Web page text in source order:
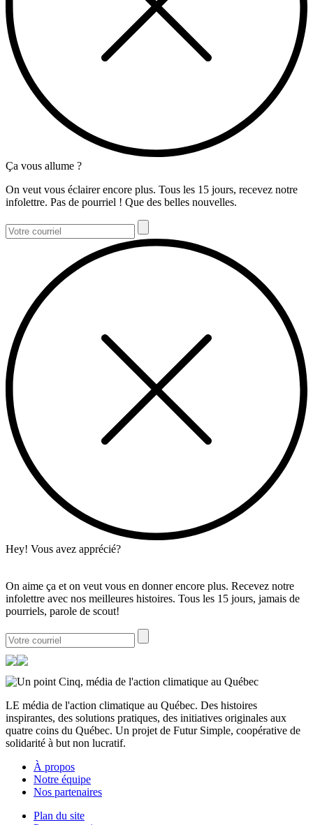
Ça vous allume ?
On veut vous éclairer encore plus. Tous les 15 jours, recevez notre
infolettre. Pas de pourriel ! Que des belles nouvelles.
Hey! Vous avez apprécié?
On aime ça et on veut vous en donner encore plus. Recevez notre
infolettre avec nos meilleures histoires. Tous les 15 jours, jamais de
pourriels, parole de scout!
LE média de l'action climatique au Québec. Des histoires
inspirantes, des solutions pratiques, des initiatives originales aux
quatre coins du Québec. Un projet de Futur Simple, coopérative de
solidarité à but non lucratif.
À propos
Notre équipe
Nos partenaires
Plan du site